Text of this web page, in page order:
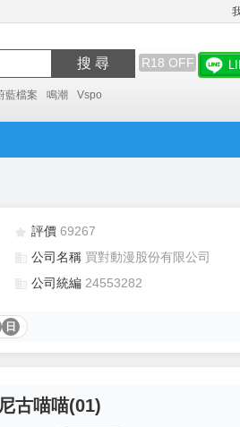
搜 尋 R18 OFF
藍檔案 鳴潮 Vspo
評價 69267
公司名稱 買對動漫股份有限公司
公司統編 24553282
日
古喵喵(01)